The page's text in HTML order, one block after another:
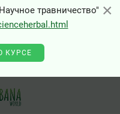
×
травничество"
КУРСЕ
×